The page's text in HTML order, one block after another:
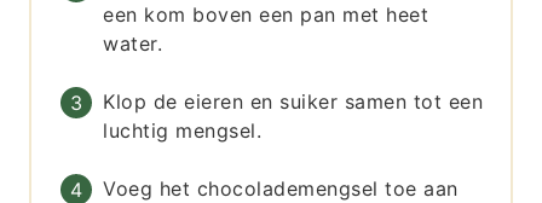
een kom boven een pan met heet
water.
Klop de eieren en suiker samen tot een
luchtig mengsel.
Voeg het chocolademengsel toe aan